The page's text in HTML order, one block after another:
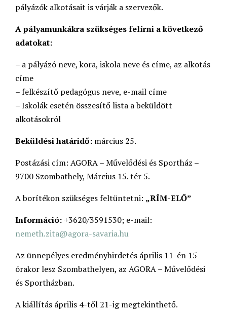
pályázók alkotásait is várják a szervezők.
A pályamunkákra szükséges felírni a következő
adatokat:
– a pályázó neve, kora, iskola neve és címe, az alkotás
címe
– felkészítő pedagógus neve, e-mail címe
– Iskolák esetén összesítő lista a beküldött
alkotásokról
Beküldési határidő: március 25.
Postázási cím: AGORA – Művelődési és Sportház –
9700 Szombathely, Március 15. tér 5.
A borítékon szükséges feltüntetni: „RÍM-ELŐ”
Információ: +3620/3591530; e-mail:
nemeth.zita@agora-savaria.hu
Az ünnepélyes eredményhirdetés április 11-én 15
órakor lesz Szombathelyen, az AGORA – Művelődési
és Sportházban.
A kiállítás április 4-től 21-ig megtekinthető.